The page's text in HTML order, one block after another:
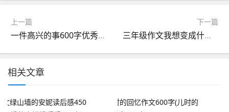
上一篇
一件高兴的事600字优秀作文(一件高兴的事600字优秀作文结尾)
下一篇
三年级作文我想变成什么(三年级作文我想变成什么300字)
相关文章